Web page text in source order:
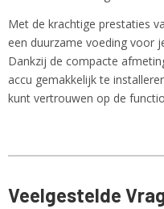
Met de krachtige prestaties
een duurzame voeding voor
Dankzij de compacte
accu gemakkelijk te
kunt vertrouwen op de
Veelgestelde